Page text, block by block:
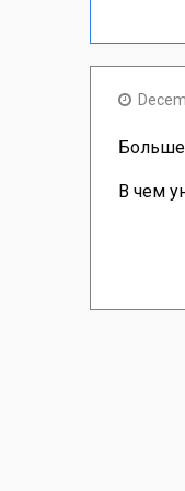
Больше
В чем